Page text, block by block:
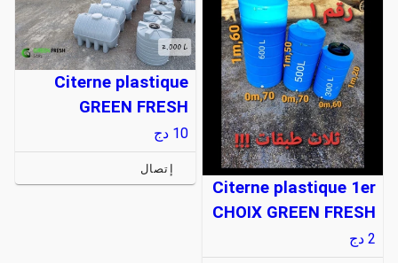
Citerne plastique 1er
CHOIX GREEN FRESH
2 دج
Citerne plastique
GREEN FRESH
10 دج
إتصال